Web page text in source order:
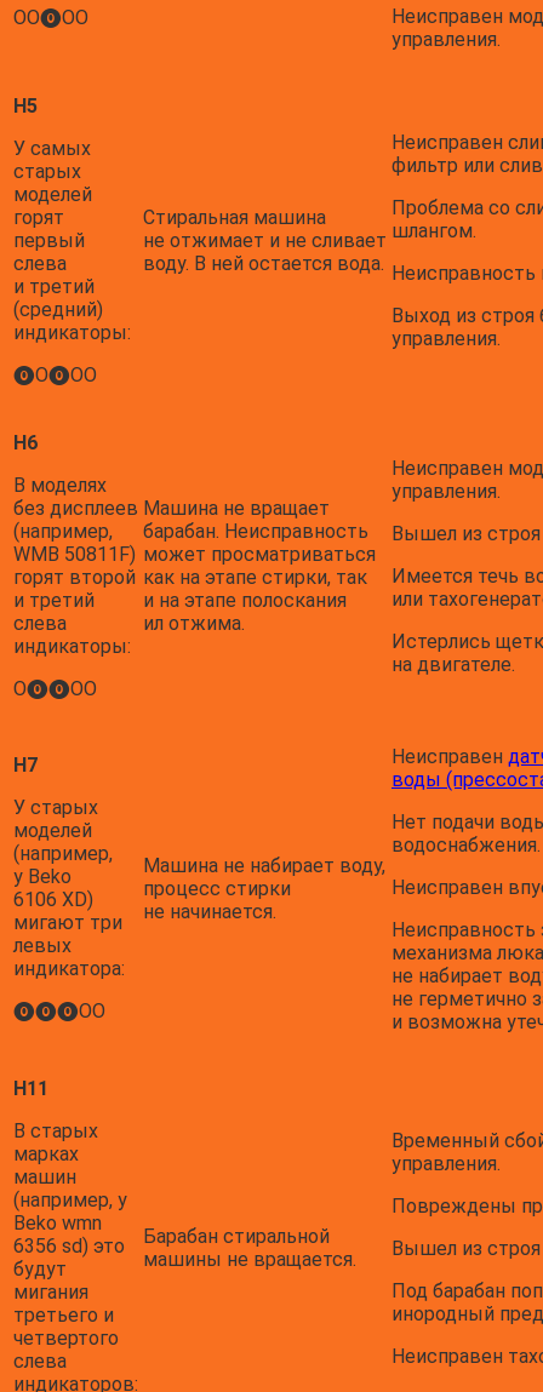
ОО⓿ОО
Неисправен
управления.
H5
У самых
старых
моделей
горят
первый
слева
и третий
(средний)
индикаторы:
⓿О⓿ОО
Стиральная машина
не отжимает и не сливает
воду. В ней остается вода.
Неисправен
фильтр или
Проблема со
шлангом.
Неисправность
Выход из строя
управления.
H6
В моделях
без дисплеев
(например,
WMB 50811F)
горят второй
и третий
слева
индикаторы:
О⓿⓿ОО
Машина не вращает
барабан. Неисправность
может просматриваться
как на этапе стирки, так
и на этапе полоскания
ил отжима.
Неисправен
управления.
Вышел из строя
Имеется течь
или
Истерлись
на двигателе.
H7
У старых
моделей
(например,
у Beko
6106 XD)
мигают три
левых
индикатора:
⓿⓿⓿ОО
Машина не набирает воду,
процесс стирки
не начинается.
Неисправен
воды
Нет подачи
водоснабжения.
Неисправен
Неисправность
механизма
не набирает
не герметично
и возможна
H11
В старых
марках
машин
(например, у
Beko wmn
6356 sd) это
будут
мигания
третьего и
четвертого
слева
индикаторов:
Барабан стиральной
машины не вращается.
Временный
управления.
Повреждены
Вышел из
Под барабан
инородный
Неисправен